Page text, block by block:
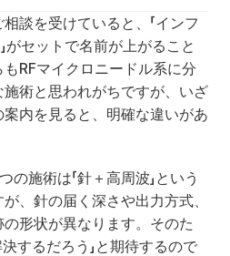
談を受けていると、「インフ
」がセットで名前が上がること
RFマイクロニードル系に分
術と思われがちですが、いざ
内を見ると、明確な違いがあ
施術は「針＋高周波」という
、針の届く深さや出力方式、
形状が異なります。そのた
するだろう」と期待するので